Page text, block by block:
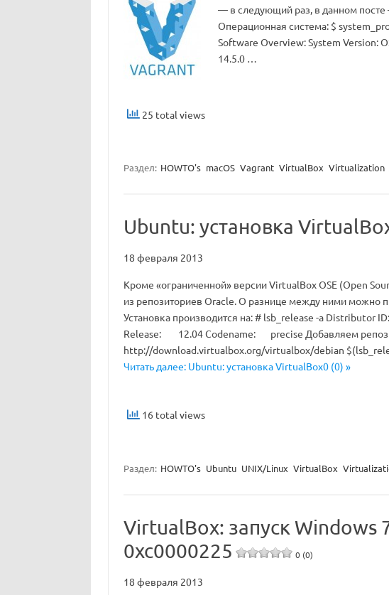
— в следующий раз, в данном посте
Операционная система: $
Software Overview: System Version:
14.5.0 …
25 total views
Раздел: HOWTO's macOS Vagrant VirtualBox Virtualization
Ubuntu: установка
18 февраля 2013
Кроме «ограниченной» версии VirtualBox OSE (Open
из репозиториев Oracle. О разнице между ними можно
Установка производится на: # lsb_release -a Distributor
Release: 12.04 Codename: precise Добавляем
http://download.virtualbox.org/virtualbox/debian
Читать далее: Ubuntu: установка VirtualBox0 (0) »
16 total views
Раздел: HOWTO's Ubuntu UNIX/Linux VirtualBox
VirtualBox: запуск Windows
0xc0000225
0 (0)
18 февраля 2013